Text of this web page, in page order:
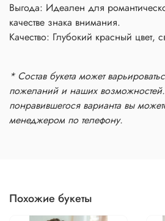
Выгода: Идеален для
качестве знака внимания.
Качество: Глубокий красный цвет,
* Состав букета может
пожеланий и наших
понравившегося варианта вы
менеджером по телефону.
Похожие букеты